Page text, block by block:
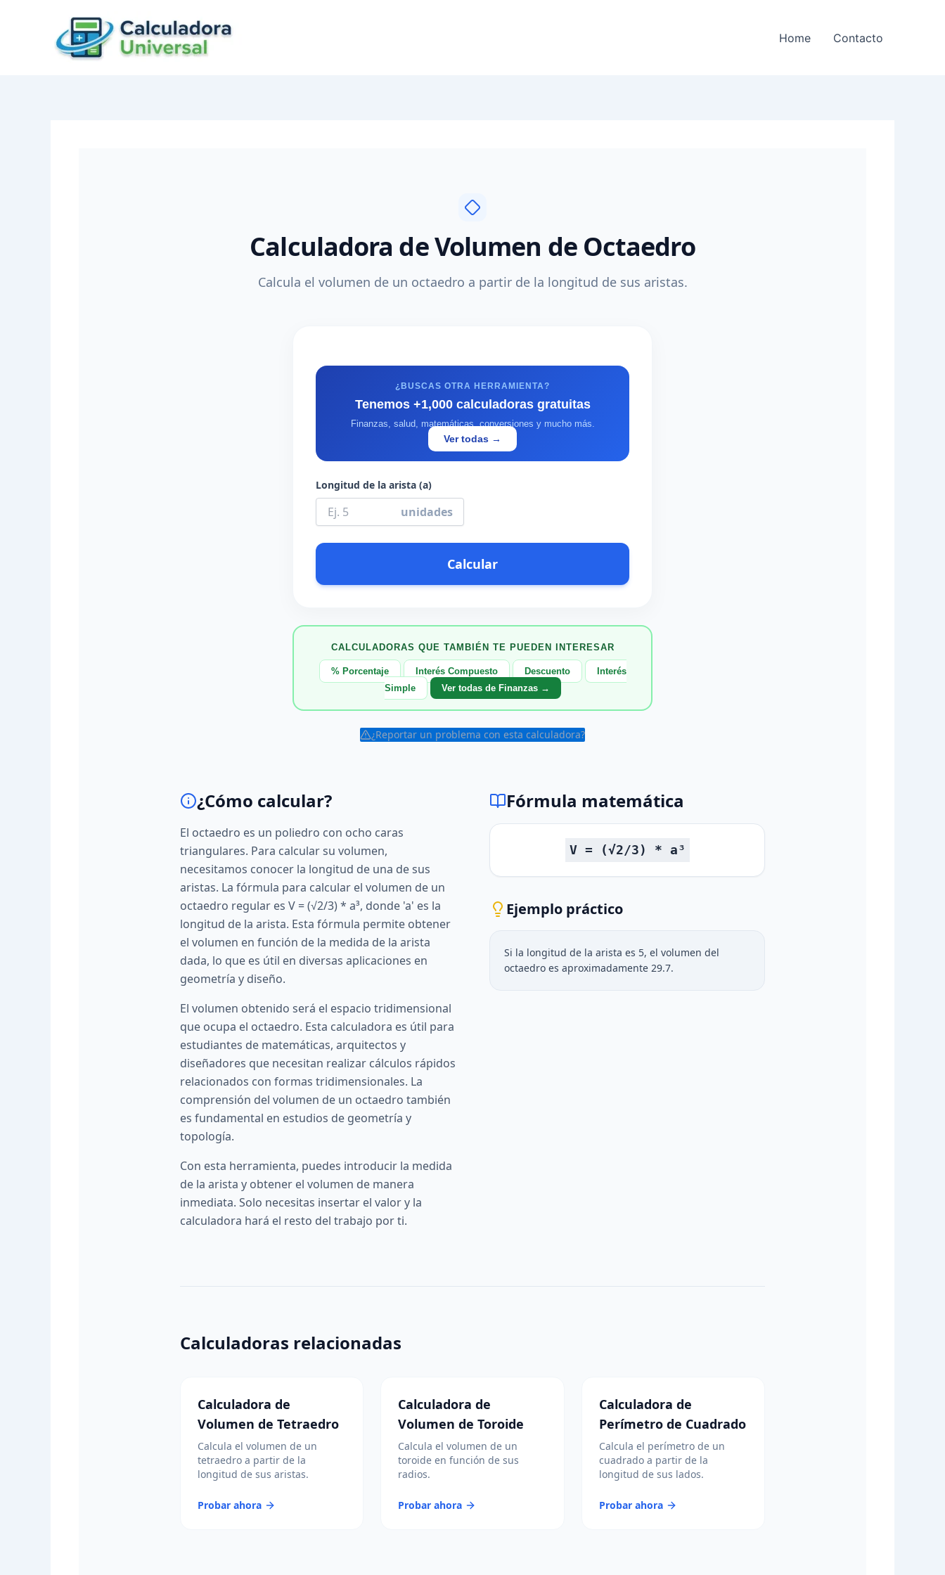
Home Contacto
Calculadora de Volumen de Octaedro
Calcula el volumen de un octaedro a partir de la longitud de sus aristas.
¿BUSCAS OTRA HERRAMIENTA?
Tenemos +1,000 calculadoras gratuitas
Finanzas, salud, matemáticas, conversiones y mucho más.
Ver todas →
Longitud de la arista (a)
unidades
Calcular
CALCULADORAS QUE TAMBIÉN TE PUEDEN INTERESAR
% Porcentaje Interés Compuesto Descuento
Interés
Simple
Ver todas de Finanzas →
¿Reportar un problema con esta calculadora?
¿Cómo calcular?
El octaedro es un poliedro con ocho caras
triangulares. Para calcular su volumen,
necesitamos conocer la longitud de una de sus
aristas. La fórmula para calcular el volumen de un
octaedro regular es V = (√2/3) * a³, donde 'a' es la
longitud de la arista. Esta fórmula permite obtener
el volumen en función de la medida de la arista
dada, lo que es útil en diversas aplicaciones en
geometría y diseño.
El volumen obtenido será el espacio tridimensional
que ocupa el octaedro. Esta calculadora es útil para
estudiantes de matemáticas, arquitectos y
diseñadores que necesitan realizar cálculos rápidos
relacionados con formas tridimensionales. La
comprensión del volumen de un octaedro también
es fundamental en estudios de geometría y
topología.
Con esta herramienta, puedes introducir la medida
de la arista y obtener el volumen de manera
inmediata. Solo necesitas insertar el valor y la
calculadora hará el resto del trabajo por ti.
Fórmula matemática
V = (√2/3) * a³
Ejemplo práctico
Si la longitud de la arista es 5, el volumen del
octaedro es aproximadamente 29.7.
Calculadoras relacionadas
Calculadora de
Volumen de Tetraedro
Calcula el volumen de un
tetraedro a partir de la
longitud de sus aristas.
Probar ahora
Calculadora de
Volumen de Toroide
Calcula el volumen de un
toroide en función de sus
radios.
Probar ahora
Calculadora de
Perímetro de Cuadrado
Calcula el perímetro de un
cuadrado a partir de la
longitud de sus lados.
Probar ahora